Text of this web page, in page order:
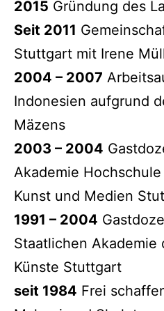
2015 Gründung des
Seit 2011
Stuttgart mit Irene
2004 – 2007
Indonesien aufgrund
Mäzens
2003 – 2004
Akademie
Kunst und Medien
1991 – 2004
Staatlichen Akademie
Künste Stuttgart
seit 1984 Frei